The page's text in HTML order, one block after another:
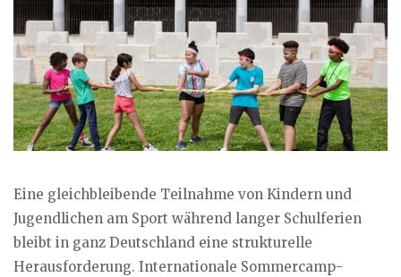
Eine gleichbleibende Teilnahme von Kindern und
Jugendlichen am Sport während langer Schulferien
bleibt in ganz Deutschland eine strukturelle
Herausforderung. Internationale Sommercamp-